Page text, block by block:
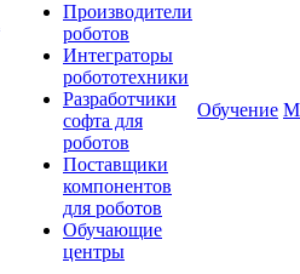
Производители
роботов
Интеграторы
робототехники
Разработчики
софта для
роботов
Поставщики
компонентов
для роботов
Обучающие
центры
Обучение